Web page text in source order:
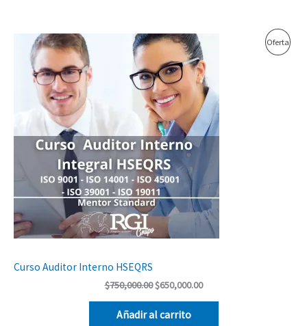
Oferta
Curso Auditor Interno HSEQRS
$750,000.00
El
original
era:
$750,000.00.
$650,000.00
precio
actual
es:
$650,000.00.
Añadir al carrito